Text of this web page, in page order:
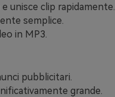
e unisce clip rapidamente.
semplice.
in MP3.
pubblicitari.
grande.